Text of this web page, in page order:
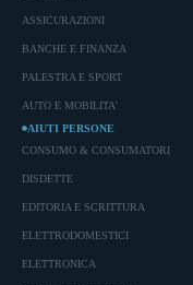
ASSICURAZIONI
BANCHE E FINANZA
PALESTRA E SPORT
AUTO E MOBILITA'
AIUTI PERSONE
CONSUMO & CONSUMATORI
DISDETTE
EDITORIA E SCRITTURA
ELETTRODOMESTICI
ELETTRONICA